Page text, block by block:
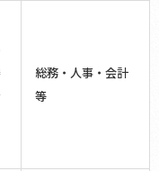
総務・人事・会計
等